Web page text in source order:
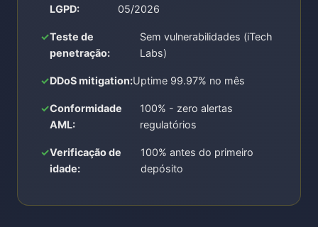
LGPD:
05/2026
Teste de
penetração:
Sem vulnerabilidades (iTech
Labs)
DDoS mitigation:Uptime 99.97% no mês
Conformidade
AML:
100% - zero alertas
regulatórios
Verificação de
idade:
100% antes do primeiro
depósito